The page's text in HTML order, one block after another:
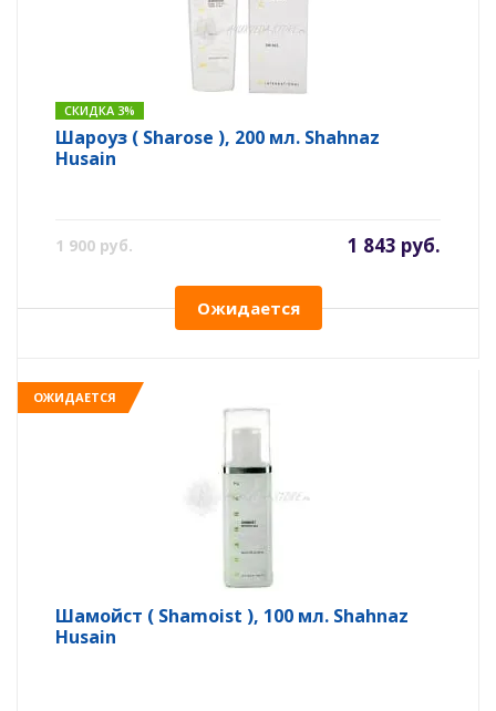
СКИДКА 3%
Шароуз ( Sharose ), 200 мл. Shahnaz
Husain
1 900 руб. 1 843 руб.
Ожидается
ОЖИДАЕТСЯ
Шамойст ( Shamoist ), 100 мл. Shahnaz
Husain